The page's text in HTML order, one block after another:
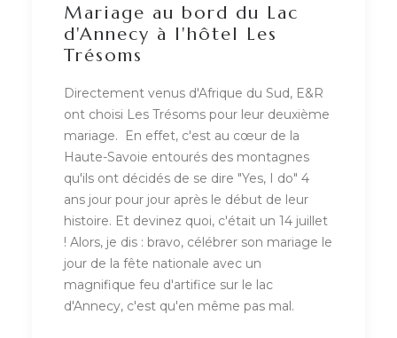
Mariage au bord du Lac
d'Annecy à l'hôtel Les
Trésoms
Directement venus d'Afrique du Sud, E&R
ont choisi Les Trésoms pour leur deuxième
mariage. En effet, c'est au cœur de la
Haute-Savoie entourés des montagnes
qu'ils ont décidés de se dire "Yes, I do" 4
ans jour pour jour après le début de leur
histoire. Et devinez quoi, c'était un 14 juillet
! Alors, je dis : bravo, célébrer son mariage le
jour de la fête nationale avec un
magnifique feu d'artifice sur le lac
d'Annecy, c'est qu'en même pas mal.